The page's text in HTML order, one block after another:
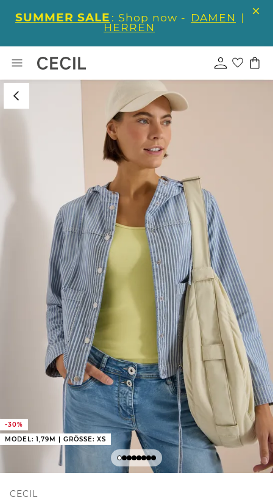
SUMMER SALE : Shop now - DAMEN |
HERREN
-30%
MODEL: 1,79M | GRÖSSE: XS
CECIL